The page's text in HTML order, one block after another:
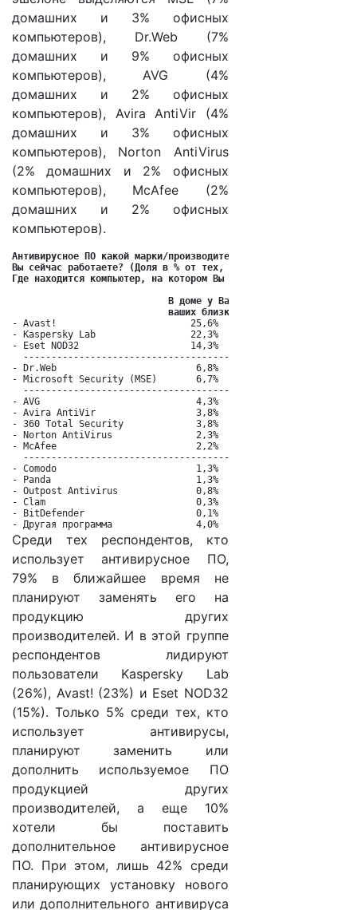
домашних и 3% офисных
компьютеров), Dr.Web (7%
домашних и 9% офисных
компьютеров), AVG (4%
домашних и 2% офисных
компьютеров), Avira AntiVir (4%
домашних и 3% офисных
компьютеров), Norton AntiVirus
(2% домашних и 2% офисных
компьютеров), McAfee (2%
домашних и 2% офисных
компьютеров).
Антивирусное ПО какой марки/производителя установлено на
Вы сейчас работаете? (Доля в % от тех, у кого установлено
Где находится компьютер, на котором Вы сейчас работаете?
В доме у Вас/     В вашем офисе/
                            ваших близких  учебном заведении
- Avast!                        25,6%            15,3%
- Kaspersky Lab                 22,3%            35,7%
- Eset NOD32                    14,3%            18,0%    ТОР
- Dr.Web                         6,8%             8,4%
- Microsoft Security (MSE)       6,7%             3,5%    ТОР
- AVG                            4,3%             2,2%
- Avira AntiVir                  3,8%             3,0%
- 360 Total Security             3,8%             1,4%
- Norton AntiVirus               2,3%             2,2%
- McAfee                         2,2%             2,5%   ТОР
- Comodo                         1,3%             1,9%
- Panda                          1,3%             0,0%
- Outpost Antivirus              0,8%             0,8%
- Clam                           0,3%             1,4%
- BitDefender                    0,1%             0,5%
- Другая программа               4,0%             3,3%
Среди тех респондентов, кто
использует антивирусное ПО,
79% в ближайшее время не
планируют заменять его на
продукцию других
производителей. И в этой группе
респондентов лидируют
пользователи Kaspersky Lab
(26%), Avast! (23%) и Eset NOD32
(15%). Только 5% среди тех, кто
использует антивирусы,
планируют заменить или
дополнить используемое ПО
продукцией других
производителей, а еще 10%
хотели бы поставить
дополнительное антивирусное
ПО. При этом, лишь 42% среди
планирующих установку нового
или дополнительного антивируса